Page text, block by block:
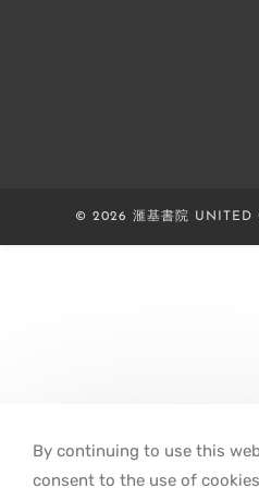
© 2026 滙基書院 UNITED
By continuing to use this
consent to the use of